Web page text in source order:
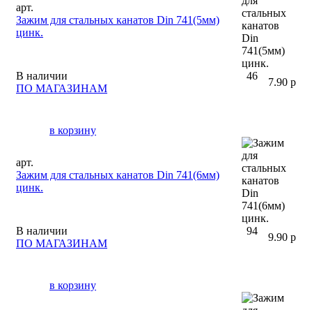
арт.
Зажим для стальных канатов Din 741(5мм)
цинк.
В наличии
46
ПО МАГАЗИНАМ
7.90 р
в корзину
арт.
Зажим для стальных канатов Din 741(6мм)
цинк.
В наличии
94
ПО МАГАЗИНАМ
9.90 р
в корзину